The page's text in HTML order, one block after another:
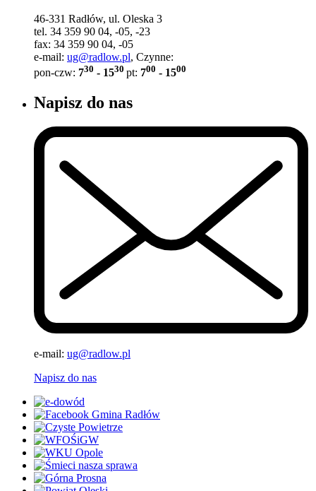
46-331 Radłów, ul. Oleska 3
tel. 34 359 90 04, -05, -23
fax: 34 359 90 04, -05
e-mail: ug@radlow.pl, Czynne:
pon-czw: 730 - 1530 pt: 700 - 1500
Napisz do nas
e-mail: ug@radlow.pl
Napisz do nas